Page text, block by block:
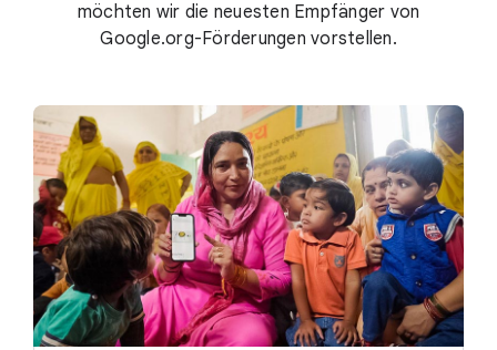
möchten wir die neuesten Empfänger von
Google.org-Förderungen vorstellen.